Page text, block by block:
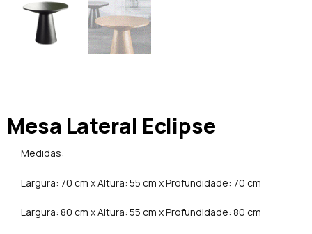
Mesa Lateral Eclipse
Medidas:
Largura: 70 cm x Altura: 55 cm x Profundidade: 70 cm
Largura: 80 cm x Altura: 55 cm x Profundidade: 80 cm